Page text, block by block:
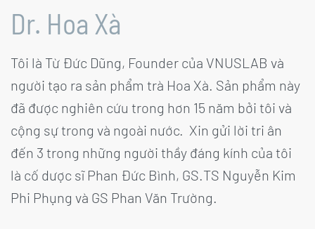
Dr. Hoa Xà
Tôi là Từ Đức Dũng, Founder của VNUSLAB và
người tạo ra sản phẩm trà Hoa Xà. Sản phẩm này
đã được nghiên cứu trong hơn 15 năm bởi tôi và
cộng sự trong và ngoài nước. Xin gửi lời tri ân
đến 3 trong những người thầy đáng kính của tôi
là cố dược sĩ Phan Đức Bình, GS.TS Nguyễn Kim
Phi Phụng và GS Phan Văn Trường.